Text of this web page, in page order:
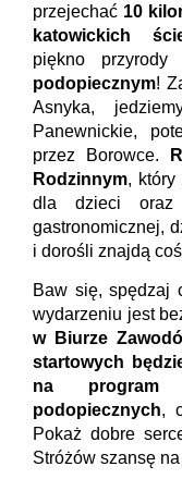
przejechać 10
katowickich
piękno
podopiecznym!
Asnyka,
Panewnickie,
przez Borowce.
Rodzinnym, który
dla dzieci oraz
gastronomicznej,
i dorośli znajdą
Baw się, spędzaj
wydarzeniu jest
w Biurze
startowych
na program
podopiecznych,
Pokaż dobre
Stróżów szansę